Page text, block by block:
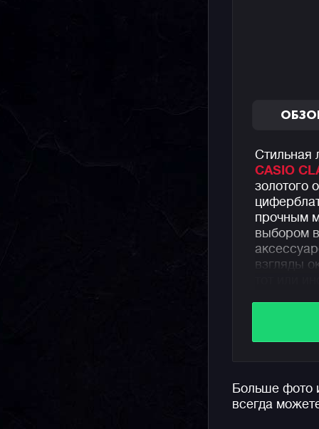
Стильная
CASIO
золотого
прочным
выбором
взгляды
защиту от
простым
Больше фото
всегда